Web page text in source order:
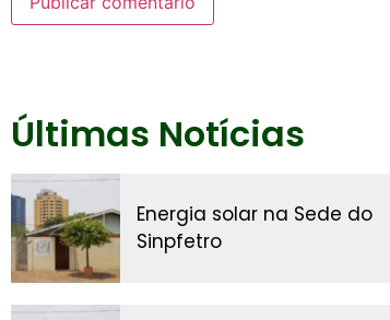
Últimas Notícias
Energia solar na Sede do
Sinpfetro